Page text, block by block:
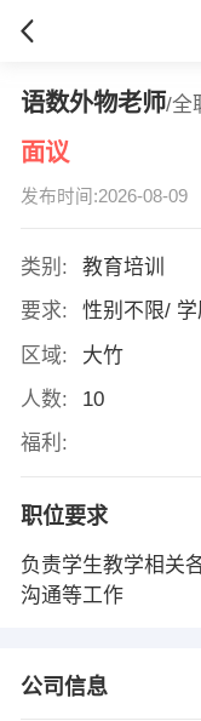
语数外物老师/全
面议
发布时间:2026-08-09
类别:
教育培训
要求:
性别不限/
区域:
大竹
人数:
10
福利:
职位要求
负责学生教学相关
沟通等工作
公司信息